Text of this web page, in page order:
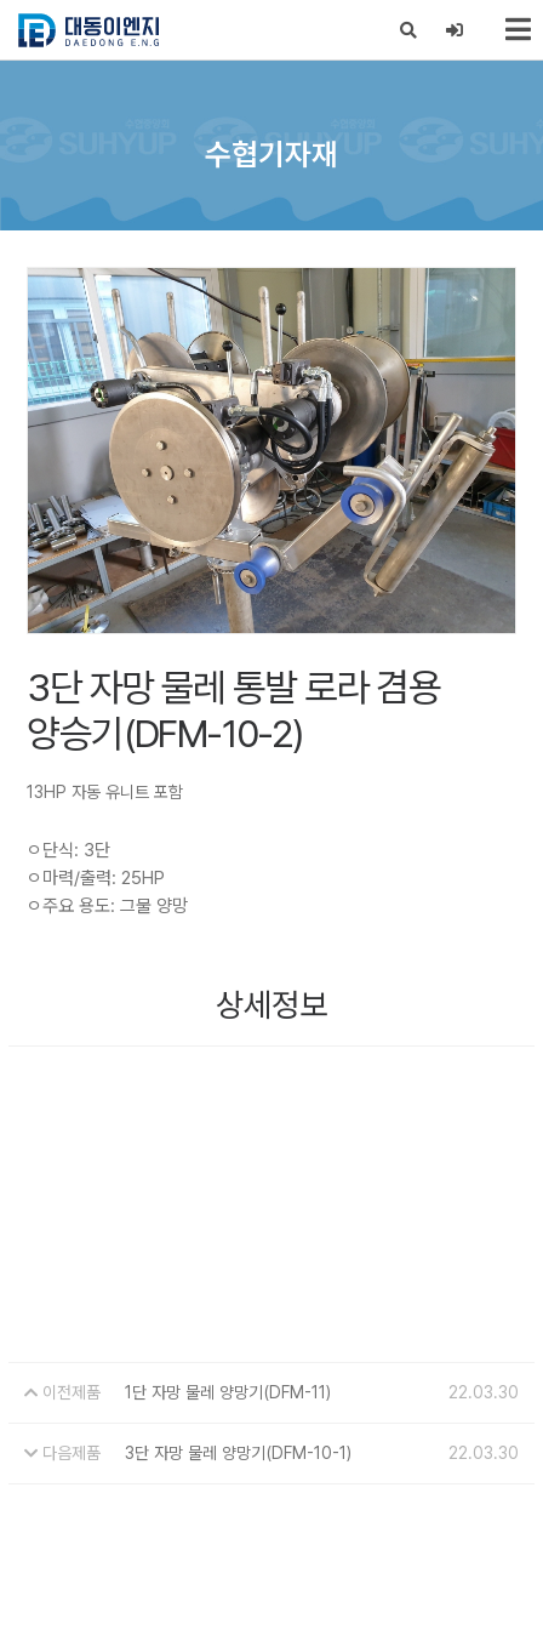
수협기자재
3단 자망 물레 통발 로라 겸용
양승기(DFM-10-2)
13HP 자동 유니트 포함
ㅇ단식: 3단
ㅇ마력/출력: 25HP
ㅇ주요 용도: 그물 양망
상세정보
이전제품 1단 자망 물레 양망기(DFM-11) 22.03.30
다음제품 3단 자망 물레 양망기(DFM-10-1) 22.03.30